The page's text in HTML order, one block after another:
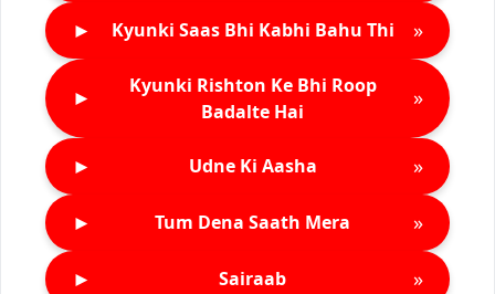
► Kyunki Saas Bhi Kabhi Bahu Thi »
►
Kyunki Rishton Ke Bhi Roop
Badalte Hai
»
► Udne Ki Aasha »
► Tum Dena Saath Mera »
► Sairaab »